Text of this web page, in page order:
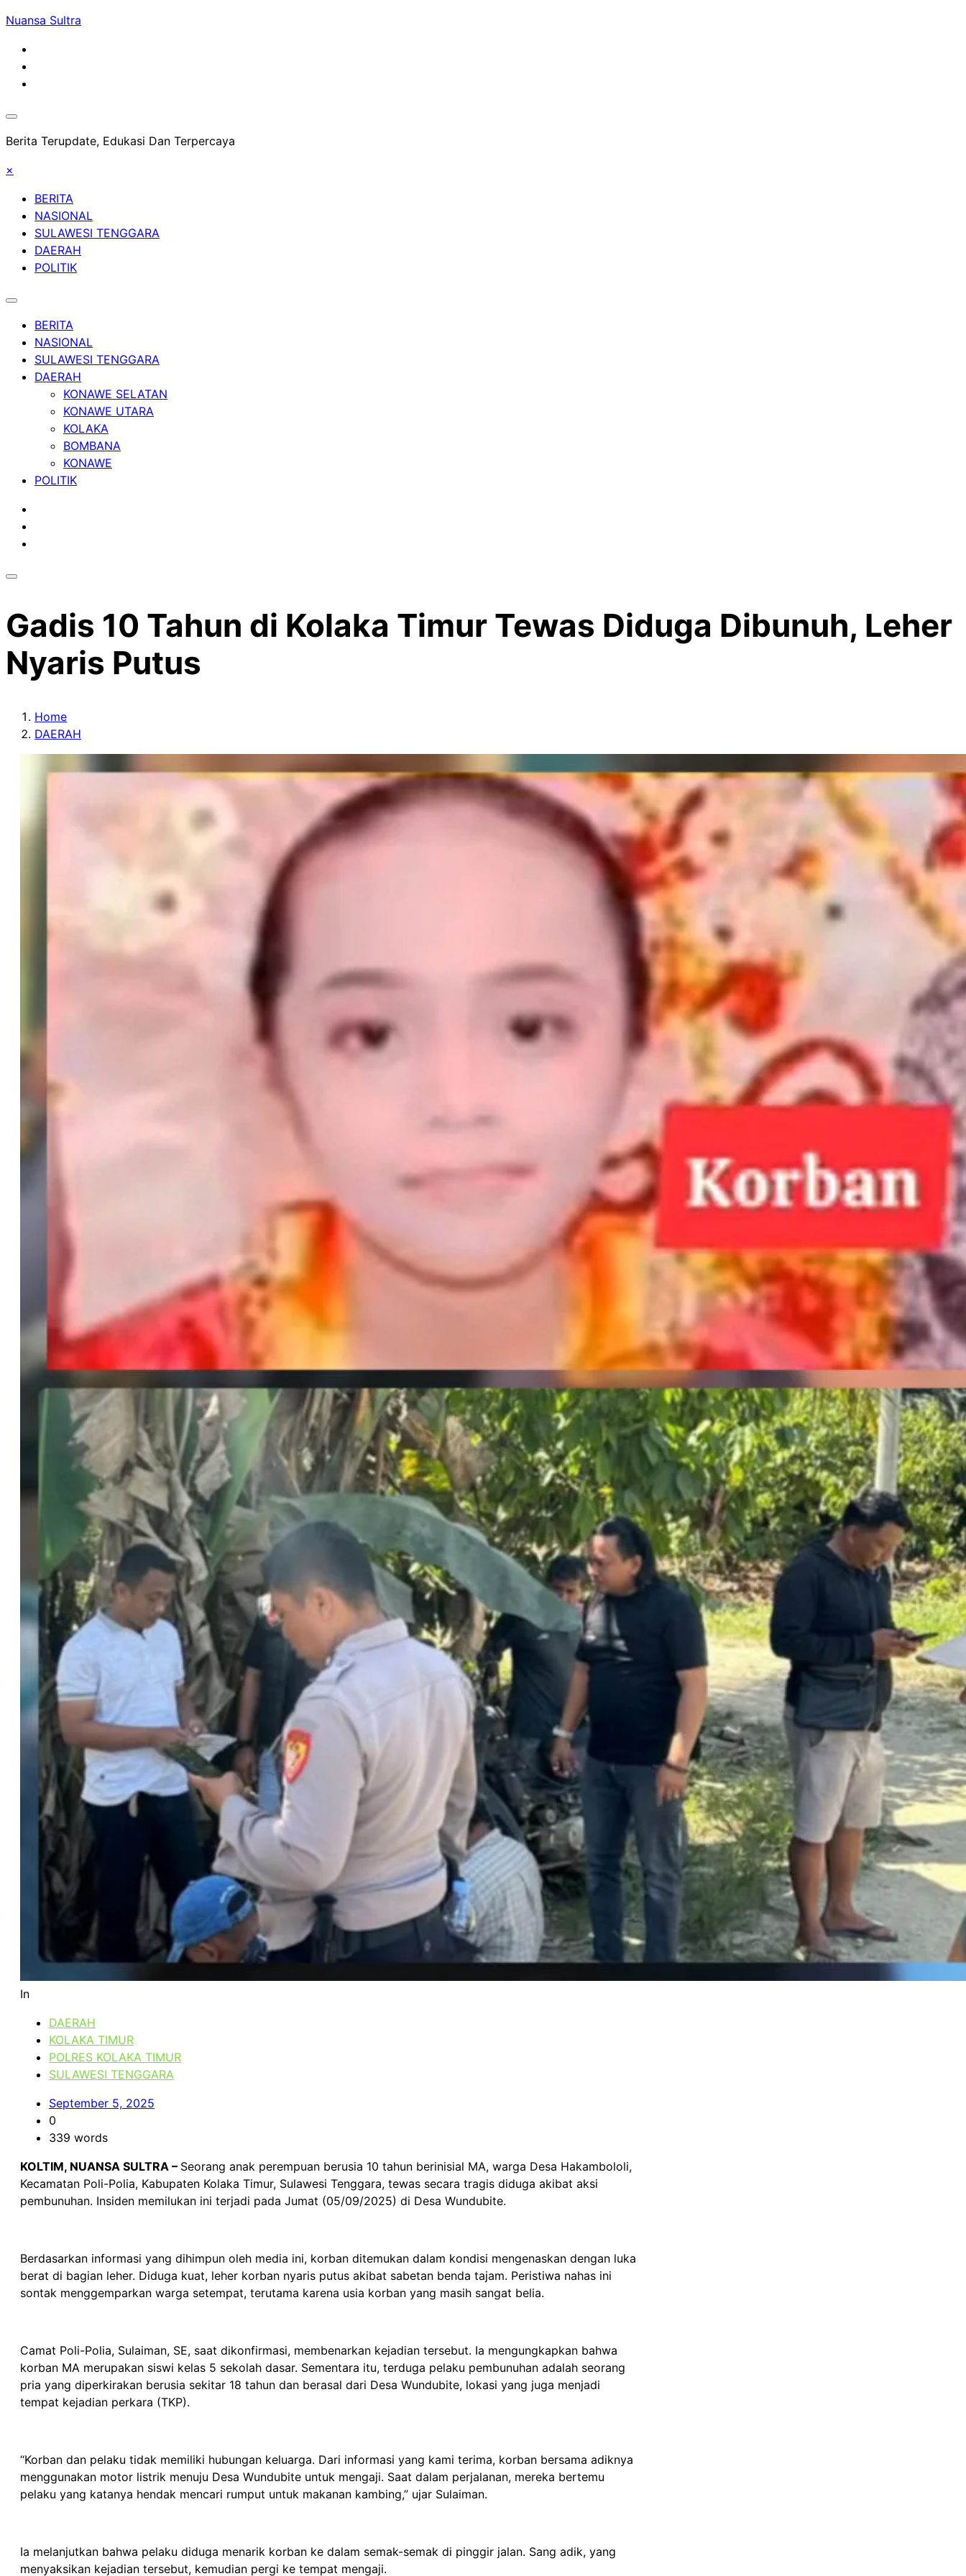
Skip
content
Nuansa Sultra
Berita Terupdate, Edukasi Dan Terpercaya
×
BERITA
NASIONAL
SULAWESI TENGGARA
DAERAH
POLITIK
BERITA
NASIONAL
SULAWESI TENGGARA
DAERAH
KONAWE SELATAN
KONAWE UTARA
KOLAKA
BOMBANA
KONAWE
POLITIK
Gadis 10 Tahun di Kolaka Timur Tewas Diduga Dibunuh, Leher
Nyaris Putus
Home
DAERAH
In
DAERAH
KOLAKA TIMUR
POLRES KOLAKA TIMUR
SULAWESI TENGGARA
September 5, 2025
0
339 words
KOLTIM, NUANSA SULTRA – Seorang anak perempuan berusia 10 tahun berinisial MA, warga Desa Hakambololi,
Kecamatan Poli-Polia, Kabupaten Kolaka Timur, Sulawesi Tenggara, tewas secara tragis diduga akibat aksi
pembunuhan. Insiden memilukan ini terjadi pada Jumat (05/09/2025) di Desa Wundubite.
Berdasarkan informasi yang dihimpun oleh media ini, korban ditemukan dalam kondisi mengenaskan dengan luka
berat di bagian leher. Diduga kuat, leher korban nyaris putus akibat sabetan benda tajam. Peristiwa nahas ini
sontak menggemparkan warga setempat, terutama karena usia korban yang masih sangat belia.
Camat Poli-Polia, Sulaiman, SE, saat dikonfirmasi, membenarkan kejadian tersebut. Ia mengungkapkan bahwa
korban MA merupakan siswi kelas 5 sekolah dasar. Sementara itu, terduga pelaku pembunuhan adalah seorang
pria yang diperkirakan berusia sekitar 18 tahun dan berasal dari Desa Wundubite, lokasi yang juga menjadi
tempat kejadian perkara (TKP).
“Korban dan pelaku tidak memiliki hubungan keluarga. Dari informasi yang kami terima, korban bersama adiknya
menggunakan motor listrik menuju Desa Wundubite untuk mengaji. Saat dalam perjalanan, mereka bertemu
pelaku yang katanya hendak mencari rumput untuk makanan kambing,” ujar Sulaiman.
Ia melanjutkan bahwa pelaku diduga menarik korban ke dalam semak-semak di pinggir jalan. Sang adik, yang
menyaksikan kejadian tersebut, kemudian pergi ke tempat mengaji.